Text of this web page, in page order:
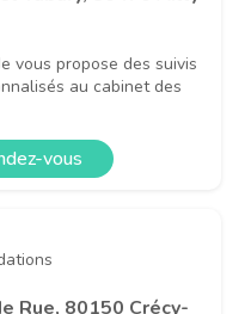
vous propose des suivis
au cabinet des
vous
Rue, 80150 Crécy-